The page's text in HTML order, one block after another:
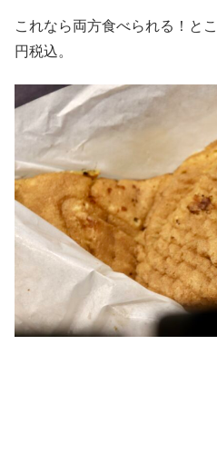
これなら両方食べられる！と
円税込。